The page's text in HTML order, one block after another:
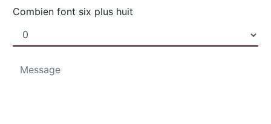
Combien font six plus huit